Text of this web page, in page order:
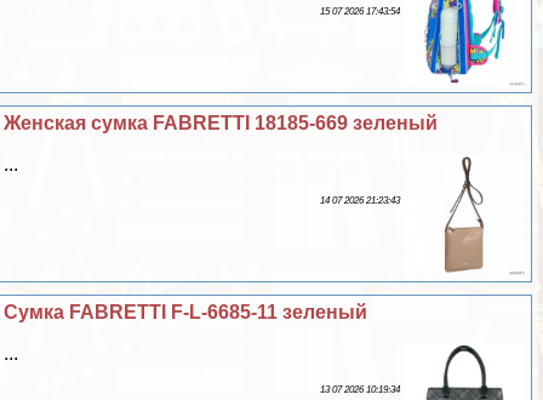
15 07 2026 17:43:54
Женская сумка FABRETTI 18185-669 зеленый
...
14 07 2026 21:23:43
Сумка FABRETTI F-L-6685-11 зеленый
...
13 07 2026 10:19:34